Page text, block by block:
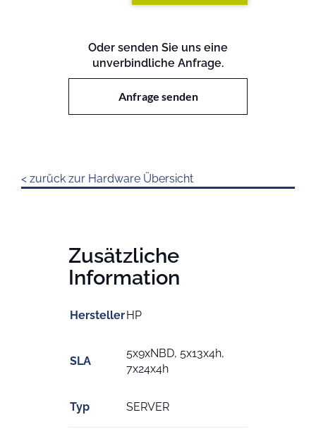
Oder senden Sie uns eine
unverbindliche Anfrage.
Anfrage senden
< zurück zur Hardware Übersicht
Zusätzliche
Information
HerstellerHP
SLA
5x9xNBD, 5x13x4h,
7x24x4h
Typ SERVER